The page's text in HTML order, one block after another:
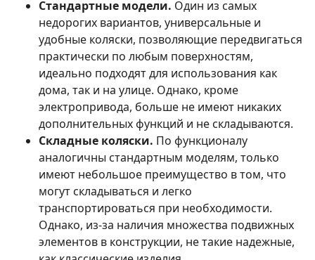
Стандартные модели. Один из самых
недорогих вариантов, универсальные и
удобные коляски, позволяющие передвигаться
практически по любым поверхностям,
идеально подходят для использования как
дома, так и на улице. Однако, кроме
электропривода, больше не имеют никаких
дополнительных функций и не складываются.
Складные коляски. По функционалу
аналогичны стандартным моделям, только
имеют небольшое преимущество в том, что
могут складываться и легко
транспортироваться при необходимости.
Однако, из-за наличия множества подвижных
элементов в конструкции, не такие надежные,